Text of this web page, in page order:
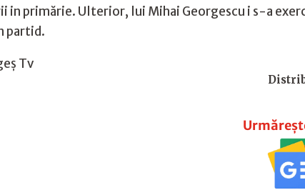
in primărie. Ulterior, lui Mihai Georgescu i s-a
partid.
Tv